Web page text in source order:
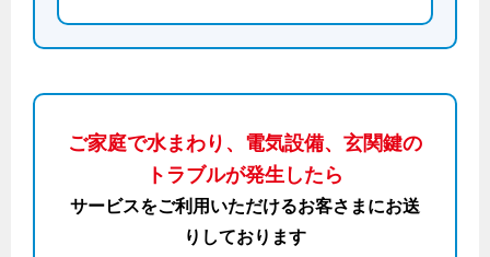
ご家庭で水まわり、電気設備、玄関鍵の
トラブルが発生したら
サービスをご利用いただけるお客さまにお送
りしております